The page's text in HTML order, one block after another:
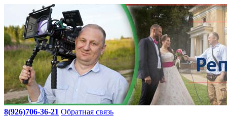
8(926)706-36-21 Обратная связь